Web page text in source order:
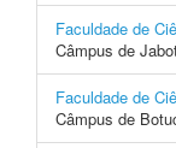
Faculdade de
Câmpus de
Faculdade de
Câmpus de